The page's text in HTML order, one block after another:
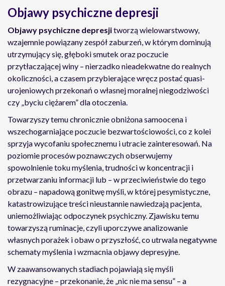
Objawy psychiczne depresji
Objawy psychiczne depresjitworzą wielowarstwowy,
wzajemnie powiązany zespół zaburzeń, w którym dominują
utrzymujący się, głęboki smutek oraz poczucie
przytłaczającej winy – nierzadko nieadekwatne do realnych
okoliczności, a czasem przybierające wręcz postać quasi-
urojeniowych przekonań o własnej moralnej niegodziwości
czy „byciu ciężarem” dla otoczenia.
Towarzyszy temu chronicznie obniżona samoocena i
wszechogarniające poczucie bezwartościowości, co z kolei
sprzyja wycofaniu społecznemu i utracie zainteresowań. Na
poziomie procesów poznawczych obserwujemy
spowolnienie toku myślenia, trudności w koncentracji i
przetwarzaniu informacji lub – w przeciwieństwie do tego
obrazu – napadową gonitwę myśli, w której pesymistyczne,
katastrowizujące treści nieustannie nawiedzają pacjenta,
uniemożliwiając odpoczynek psychiczny. Zjawisku temu
towarzyszą ruminacje, czyli uporczywe analizowanie
własnych porażek i obaw o przyszłość, co utrwala negatywne
schematy myślenia i wzmacnia objawy depresyjne.
W zaawansowanych stadiach pojawiają się myśli
rezygnacyjne – przekonanie, że „nic nie ma sensu” – a